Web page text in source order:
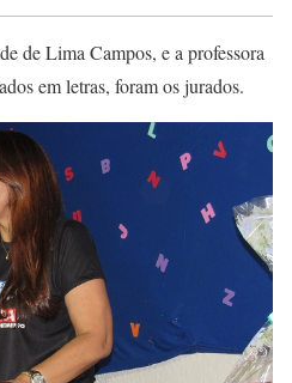
de Lima Campos, e a professora
em letras, foram os jurados.